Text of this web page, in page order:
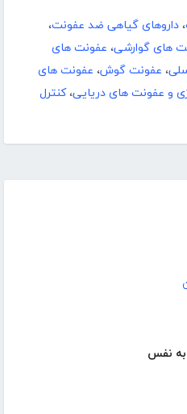
، داروهای گیاهی ضد عفونت،
های گوارشی، عفونت های
، عفونت گوش، عفونت های
و عفونت های دریایی،کنترل